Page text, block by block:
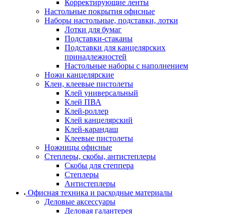
Корректирующие ленты
Настольные покрытия офисные
Наборы настольные, подставки, лотки
Лотки для бумаг
Подставки-стаканы
Подставки для канцелярских
принадлежностей
Настольные наборы с наполнением
Ножи канцелярские
Клеи, клеевые пистолеты
Клей универсальный
Клей ПВА
Клей-роллер
Клей канцелярский
Клей-карандаш
Клеевые пистолеты
Ножницы офисные
Степлеры, скобы, антистеплеры
Скобы для степпера
Степлеры
Антистеплеры
Офисная техника и расходные материалы
Деловые аксессуары
Деловая галантерея